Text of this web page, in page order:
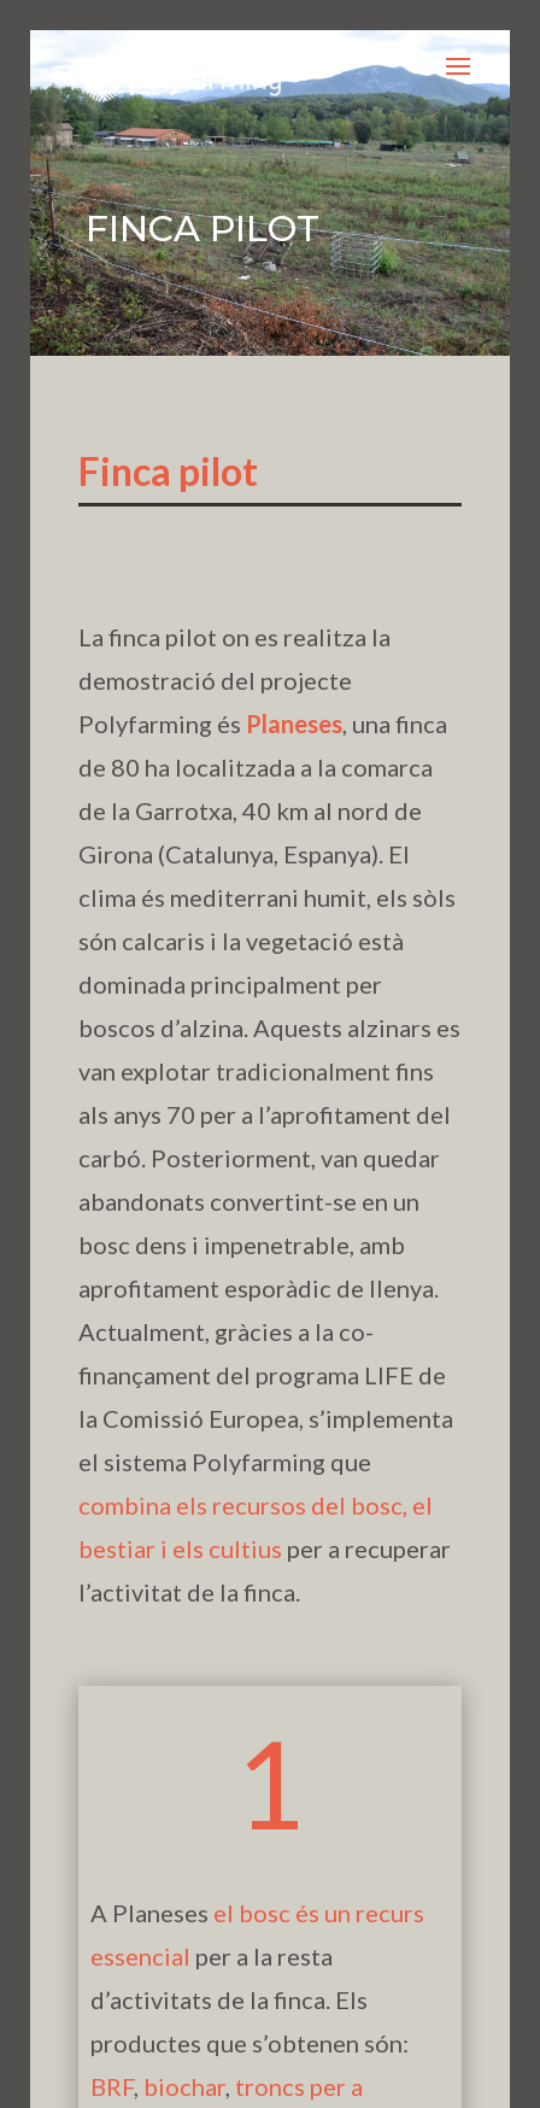
FINCA PILOT
Finca pilot
La finca pilot on es realitza la
demostració del projecte
Polyfarming és Planeses, una finca
de 80 ha localitzada a la comarca
de la Garrotxa, 40 km al nord de
Girona (Catalunya, Espanya). El
clima és mediterrani humit, els sòls
són calcaris i la vegetació està
dominada principalment per
boscos d’alzina. Aquests alzinars es
van explotar tradicionalment fins
als anys 70 per a l’aprofitament del
carbó. Posteriorment, van quedar
abandonats convertint-se en un
bosc dens i impenetrable, amb
aprofitament esporàdic de llenya.
Actualment, gràcies a la co-
finançament del programa LIFE de
la Comissió Europea, s’implementa
el sistema Polyfarming que
combina els recursos del bosc, el
bestiar i els cultius per a recuperar
l’activitat de la finca.
1
A Planeses el bosc és un recurs
essencial per a la resta
d’activitats de la finca. Els
productes que s’obtenen són:
BRF, biochar, troncs per a